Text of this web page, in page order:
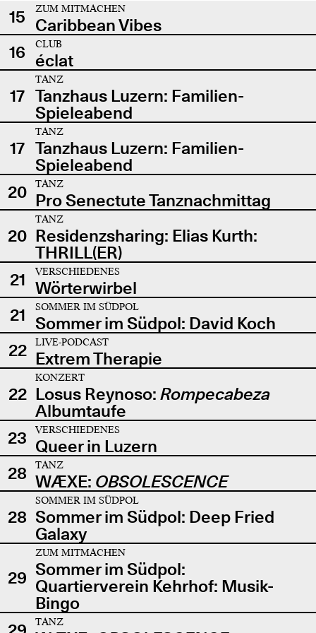
15
ZUM MITMACHEN
Caribbean Vibes
16
CLUB
éclat
17
TANZ
Tanzhaus Luzern: Familien-
Spieleabend
17
TANZ
Tanzhaus Luzern: Familien-
Spieleabend
20
TANZ
Pro Senectute Tanznachmittag
20
TANZ
Residenzsharing: Elias Kurth:
THRILL(ER)
21
VERSCHIEDENES
Wörterwirbel
21
SOMMER IM SÜDPOL
Sommer im Südpol: David Koch
22
LIVE-PODCAST
Extrem Therapie
22
KONZERT
Losus Reynoso: Rompecabeza
Albumtaufe
23
VERSCHIEDENES
Queer in Luzern
28
TANZ
WÆXE: OBSOLESCENCE
28
SOMMER IM SÜDPOL
Sommer im Südpol: Deep Fried
Galaxy
29
ZUM MITMACHEN
Sommer im Südpol:
Quartierverein Kehrhof: Musik-
Bingo
TANZ